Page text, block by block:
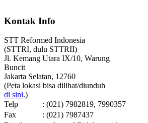
Kontak Info
STT Reformed Indonesia
(STTRI, dulu STTRII)
Jl. Kemang Utara IX/10, Warung
Buncit
Jakarta Selatan, 12760
(Peta lokasi bisa dilihat/diunduh
di sini.)
Telp
: (021) 7982819, 7990357
Fax
: (021) 7987437